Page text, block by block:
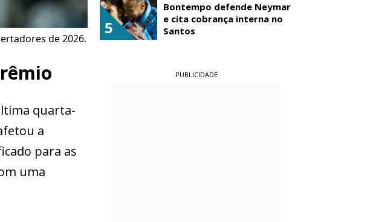
de 2026.
quarta-
a
para as
uma
5
Bontempo defende Neymar
e cita cobrança interna no
Santos
PUBLICIDADE